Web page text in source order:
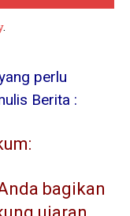
.
perlu
Berita :
bagikan